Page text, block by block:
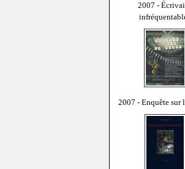
2007 -
2007 - Enquête sur